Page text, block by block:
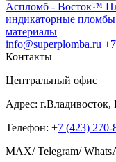
Аспломб - Восток™
индикаторные
материалы
info@superplomba.ru
Контакты
Центральный офис
Адрес: г.Владивосток,
Телефон: +7 (423) 270-
MAX/ Telegram/